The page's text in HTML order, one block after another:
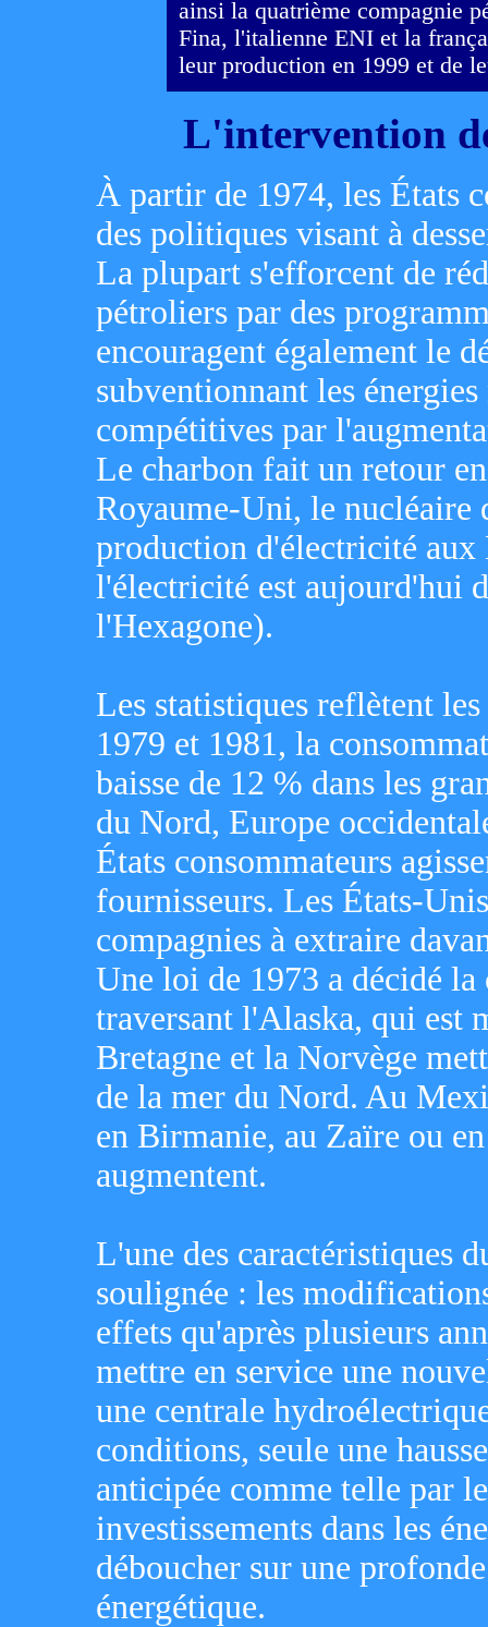
ainsi la quatrième compagnie
Fina, l'italienne ENI et la
leur production en 1999 et de
L'intervention
À partir de 1974, les États
des politiques visant à
La plupart s'efforcent de
pétroliers par des
encouragent également le
subventionnant les
compétitives par
Le charbon fait un retour
Royaume-Uni, le nucléaire
production d'électricité aux
l'électricité est aujourd'hui
l'Hexagone).
Les statistiques reflètent
1979 et 1981, la
baisse de 12 % dans les
du Nord, Europe
États consommateurs
fournisseurs. Les États-
compagnies à extraire
Une loi de 1973 a décidé
traversant l'Alaska, qui est
Bretagne et la Norvège
de la mer du Nord. Au
en Birmanie, au Zaïre ou
augmentent.
L'une des caractéristiques
soulignée : les
effets qu'après plusieurs
mettre en service une
une centrale
conditions, seule une
anticipée comme telle par
investissements dans les
déboucher sur une
énergétique.